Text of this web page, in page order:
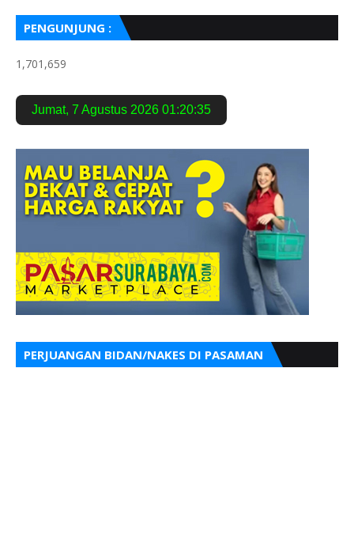
PENGUNJUNG :
1,701,659
Jumat, 7 Agustus 2026 01:20:36
PERJUANGAN BIDAN/NAKES DI PASAMAN